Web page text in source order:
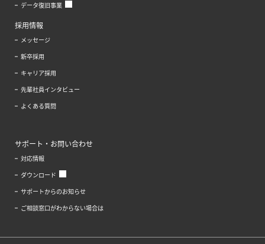
データ復旧事業
採用情報
メッセージ
新卒採用
キャリア採用
先輩社員インタビュー
よくある質問
サポート・お問い合わせ
対応情報
ダウンロード
サポートからのお知らせ
ご相談窓口がわからない場合は